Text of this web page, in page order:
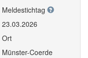
Meldestichtag
23.03.2026
Ort
Münster-Coerde